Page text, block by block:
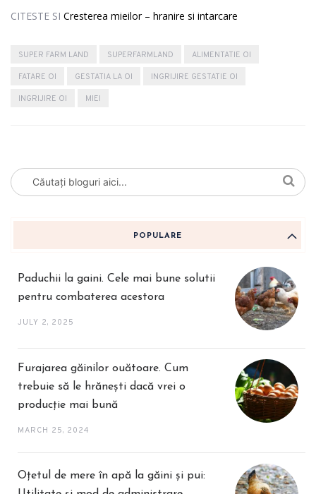
CITESTE SI Cresterea mieilor – hranire si intarcare
SUPER FARM LAND SUPERFARMLAND ALIMENTATIE OI
FATARE OI GESTATIA LA OI INGRIJIRE GESTATIE OI
INGRIJIRE OI MIEI
POPULARE
Paduchii la gaini. Cele mai bune solutii
pentru combaterea acestora
JULY 2, 2025
Furajarea găinilor ouătoare. Cum
trebuie să le hrănești dacă vrei o
producție mai bună
MARCH 25, 2024
Oțetul de mere în apă la găini și pui: